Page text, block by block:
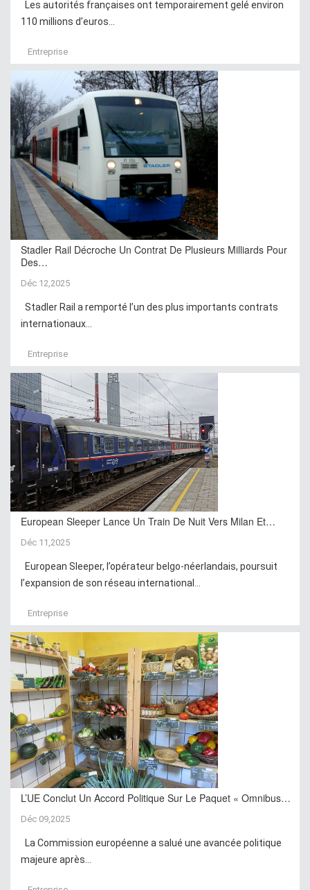
Les autorités françaises ont temporairement gelé environ
110 millions d’euros...
Entreprise
Stadler Rail Décroche Un Contrat De Plusieurs Milliards Pour
Des…
Déc 12,2025
Stadler Rail a remporté l’un des plus importants contrats
internationaux...
Entreprise
European Sleeper Lance Un Train De Nuit Vers Milan Et…
Déc 11,2025
European Sleeper, l’opérateur belgo-néerlandais, poursuit
l’expansion de son réseau international...
Entreprise
L’UE Conclut Un Accord Politique Sur Le Paquet « Omnibus…
Déc 09,2025
La Commission européenne a salué une avancée politique
majeure après...